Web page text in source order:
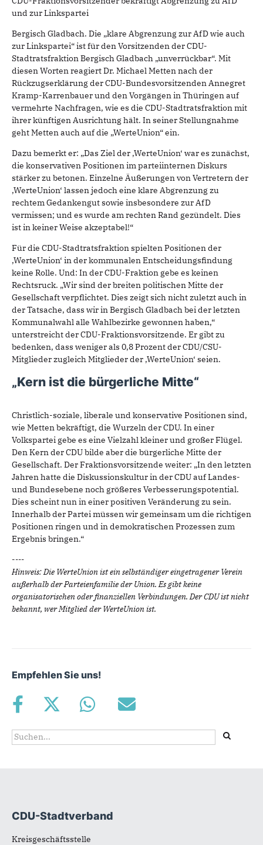
und zur Linkspartei
Bergisch Gladbach. Die „klare Abgrenzung zur AfD wie auch
zur Linkspartei“ ist für den Vorsitzenden der CDU-
Stadtratsfraktion Bergisch Gladbach „unverrückbar“. Mit
diesen Worten reagiert Dr. Michael Metten nach der
Rückzugserklärung der CDU-Bundesvorsitzenden Annegret
Kramp-Karrenbauer und den Vorgängen in Thüringen auf
vermehrte Nachfragen, wie es die CDU-Stadtratsfraktion mit
ihrer künftigen Ausrichtung hält. In seiner Stellungnahme
geht Metten auch auf die „WerteUnion“ ein.
Dazu bemerkt er: „Das Ziel der ‚WerteUnion‘ war es zunächst,
die konservativen Positionen im parteiinternen Diskurs
stärker zu betonen. Einzelne Äußerungen von Vertretern der
‚WerteUnion‘ lassen jedoch eine klare Abgrenzung zu
rechtem Gedankengut sowie insbesondere zur AfD
vermissen; und es wurde am rechten Rand gezündelt. Dies
ist in keiner Weise akzeptabel!“
Für die CDU-Stadtratsfraktion spielten Positionen der
‚WerteUnion‘ in der kommunalen Entscheidungsfindung
keine Rolle. Und: In der CDU-Fraktion gebe es keinen
Rechtsruck. „Wir sind der breiten politischen Mitte der
Gesellschaft verpflichtet. Dies zeigt sich nicht zuletzt auch in
der Tatsache, dass wir in Bergisch Gladbach bei der letzten
Kommunalwahl alle Wahlbezirke gewonnen haben,“
unterstreicht der CDU-Fraktionsvorsitzende. Er gibt zu
bedenken, dass weniger als 0,8 Prozent der CDU/CSU-
Mitglieder zugleich Mitglieder der ‚WerteUnion‘ seien.
„Kern ist die bürgerliche Mitte“
Christlich-soziale, liberale und konservative Positionen sind,
wie Metten bekräftigt, die Wurzeln der CDU. In einer
Volkspartei gebe es eine Vielzahl kleiner und großer Flügel.
Den Kern der CDU bilde aber die bürgerliche Mitte der
Gesellschaft. Der Fraktionsvorsitzende weiter: „In den letzten
Jahren hatte die Diskussionskultur in der CDU auf Landes-
und Bundesebene noch größeres Verbesserungspotential.
Dies scheint nun in einer positiven Veränderung zu sein.
Innerhalb der Partei müssen wir gemeinsam um die richtigen
Positionen ringen und in demokratischen Prozessen zum
Ergebnis bringen.“
----
Hinweis: Die WerteUnion ist ein selbständiger eingetragener Verein
außerhalb der Parteienfamilie der Union. Es gibt keine
organisatorischen oder finanziellen Verbindungen. Der CDU ist nicht
bekannt, wer Mitglied der WerteUnion ist.
Empfehlen Sie uns!
Suchformular
Suche
Fußbereich
CDU-Stadtverband
Kreisgeschäftsstelle